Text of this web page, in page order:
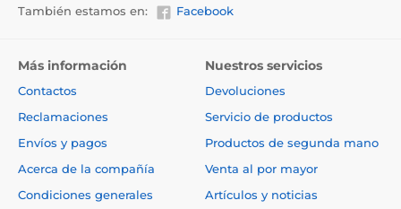
También estamos en: Facebook
Más información
Contactos
Reclamaciones
Envíos y pagos
Acerca de la compañía
Condiciones generales
Nuestros servicios
Devoluciones
Servicio de productos
Productos de segunda mano
Venta al por mayor
Artículos y noticias